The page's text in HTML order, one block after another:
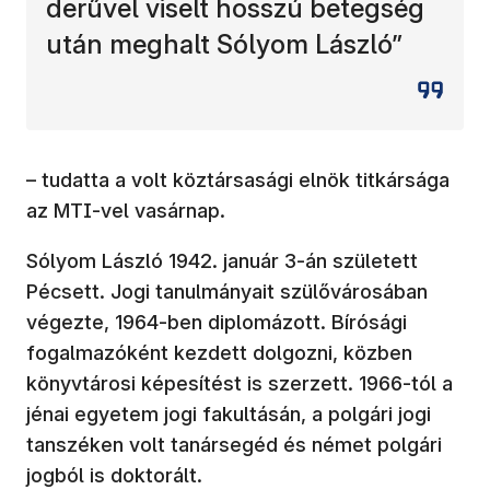
derűvel viselt hosszú betegség
után meghalt Sólyom László”
– tudatta a volt köztársasági elnök titkársága
az MTI-vel vasárnap.
Sólyom László 1942. január 3-án született
Pécsett. Jogi tanulmányait szülővárosában
végezte, 1964-ben diplomázott. Bírósági
fogalmazóként kezdett dolgozni, közben
könyvtárosi képesítést is szerzett. 1966-tól a
jénai egyetem jogi fakultásán, a polgári jogi
tanszéken volt tanársegéd és német polgári
jogból is doktorált.